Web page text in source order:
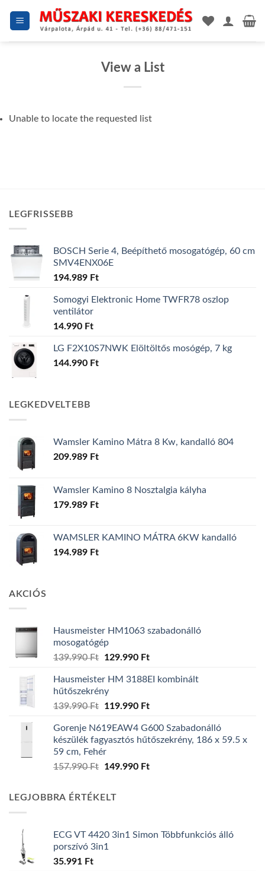
View a List
Unable to locate the requested list
LEGFRISSEBB
BOSCH Serie 4, Beépíthető mosogatógép, 60 cm
SMV4ENX06E
194.989 Ft
Somogyi Elektronic Home TWFR78 oszlop
ventilátor
14.990 Ft
LG F2X10S7NWK Elöltöltős mosógép, 7 kg
144.990 Ft
LEGKEDVELTEBB
Wamsler Kamino Mátra 8 Kw, kandalló 804
209.989 Ft
Wamsler Kamino 8 Nosztalgia kályha
179.989 Ft
WAMSLER KAMINO MÁTRA 6KW kandalló
194.989 Ft
AKCIÓS
Hausmeister HM1063 szabadonálló
mosogatógép
139.990Ft
Original
was:
139.990 Ft.
129.990 FtCurrent
is:
Hausmeister HM 3188EI kombinált
hűtőszekrény
139.990Ft
Original
was:
139.990 Ft.
119.990 FtCurrent
is:
119.990 Ft.
Gorenje N619EAW4 G600 Szabadonálló
készülék fagyasztós hűtőszekrény, 186 x 59.5 x
59 cm, Fehér
157.990Ft
Original
157.990 Ft.
149.990 FtCurrent
LEGJOBBRA ÉRTÉKELT
ECG VT 4420 3in1 Simon Többfunkciós álló
porszívó 3in1
35.991 Ft